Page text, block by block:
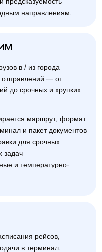
предсказуемость
направлениям.
в / из города
отправлений — от
до срочных и хрупких
маршрут, формат
и пакет документов
для срочных
задач
и температурно-
рейсов,
в терминал.